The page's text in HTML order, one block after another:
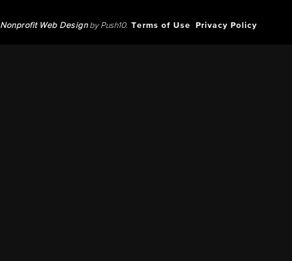
Nonprofit Web Designby Push10. Terms of Use Privacy Policy